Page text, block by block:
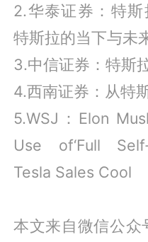
2.华泰证券：特
特斯拉的当下与未
3.中信证券：特斯
4.西南证券：从特
5.WSJ：Elon
Use of‘Full
Tesla Sales Cool
本文来自微信公众